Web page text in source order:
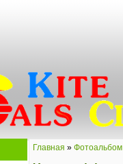
Главная » Фотоальбом